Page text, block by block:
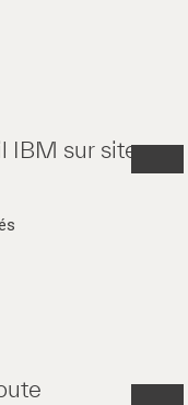
IBM sur site